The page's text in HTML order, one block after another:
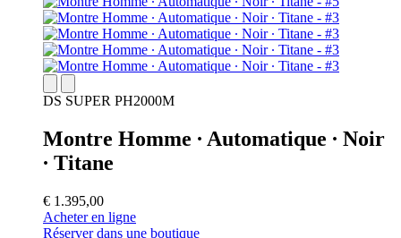
DS SUPER PH2000M
Montre Homme ∙ Automatique ∙ Noir
∙ Titane
€ 1.395,00
Acheter en ligne
Réserver dans une boutique